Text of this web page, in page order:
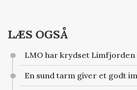
LÆS OGSÅ
LMO har krydset Limfjorden
En sund tarm giver et godt